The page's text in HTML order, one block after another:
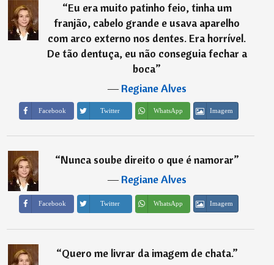
“Eu era muito patinho feio, tinha um
franjão, cabelo grande e usava aparelho
com arco externo nos dentes. Era horrível.
De tão dentuça, eu não conseguia fechar a
boca”
―Regiane Alves
Facebook Twitter WhatsApp Imagem
“Nunca soube direito o que é namorar”
―Regiane Alves
Facebook Twitter WhatsApp Imagem
“Quero me livrar da imagem de chata.”